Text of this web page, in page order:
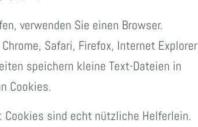
verwenden Sie einen Browser.
Safari, Firefox, Internet Explorer
speichern kleine Text-Dateien in
Cookies.
sind echt nützliche Helferlein.